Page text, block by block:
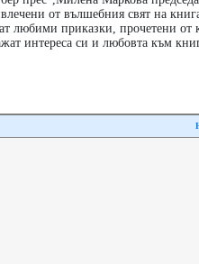
от вълшебния свят на
любими приказки, прочетени от
интереса си и любовта към